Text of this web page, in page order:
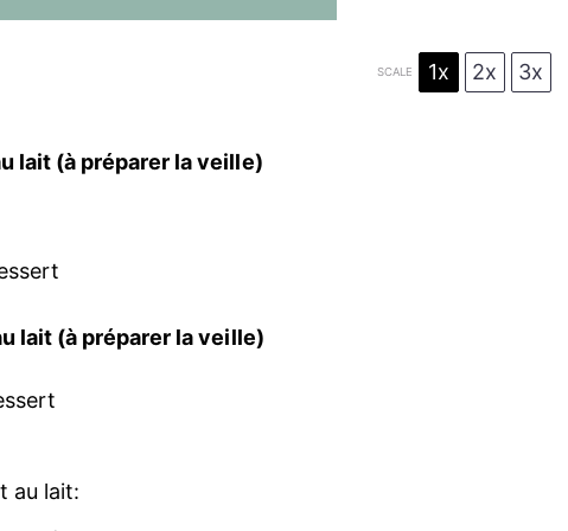
SCALE 1x 2x 3x
lait (à préparer la veille)
lait (à préparer la veille)
au lait: